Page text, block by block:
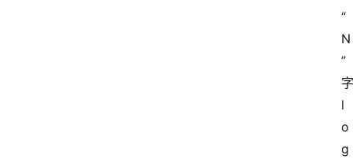
“
N
”
字
l
o
g